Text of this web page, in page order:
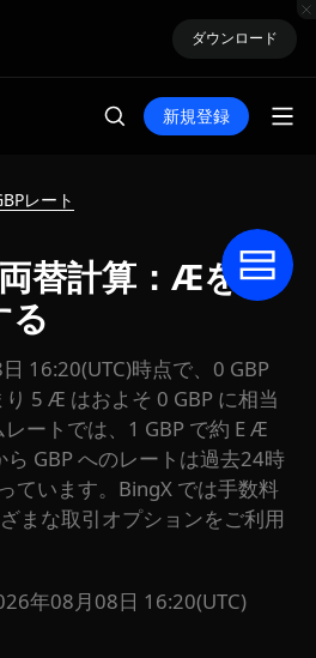
ダウンロード
新規登録
レート
替計算：Æを
る
16:20(UTC)時点で、0 GBP
5 Æ はおよそ 0 GBP に相当
レートでは、1 GBP で約 E Æ
GBP へのレートは過去24時
ています。BingX では手数料
まな取引オプションをご利用
年08月08日 16:20(UTC)